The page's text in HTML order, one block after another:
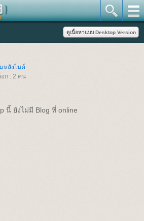
หลังไมค์
ก : 2 คน
นี้ ยังไม่มี Blog ที่ online